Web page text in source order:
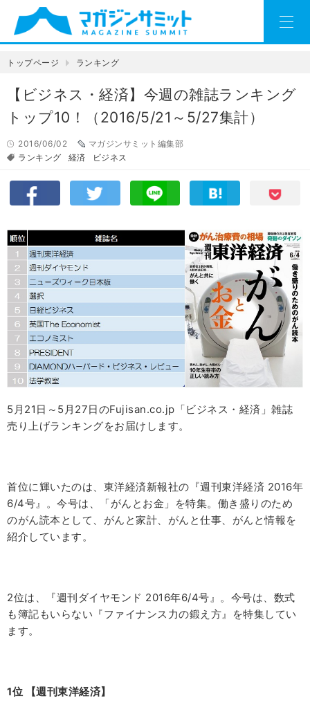
トップページ ランキング
【ビジネス・経済】今週の雑誌ランキング
トップ10！（2016/5/21～5/27集計）
2016/06/02
マガジンサミット編集部
ランキング
経済 ビジネス
5月21日～5月27日のFujisan.co.jp「ビジネス・経済」雑誌
売り上げランキングをお届けします。
首位に輝いたのは、東洋経済新報社の『週刊東洋経済 2016年
6/4号』。今号は、「がんとお金」を特集。働き盛りのため
のがん読本として、がんと家計、がんと仕事、がんと情報を
紹介しています。
2位は、『週刊ダイヤモンド 2016年6/4号』。今号は、数式
も簿記もいらない『ファイナンス力の鍛え方』を特集してい
ます。
1位 【週刊東洋経済】